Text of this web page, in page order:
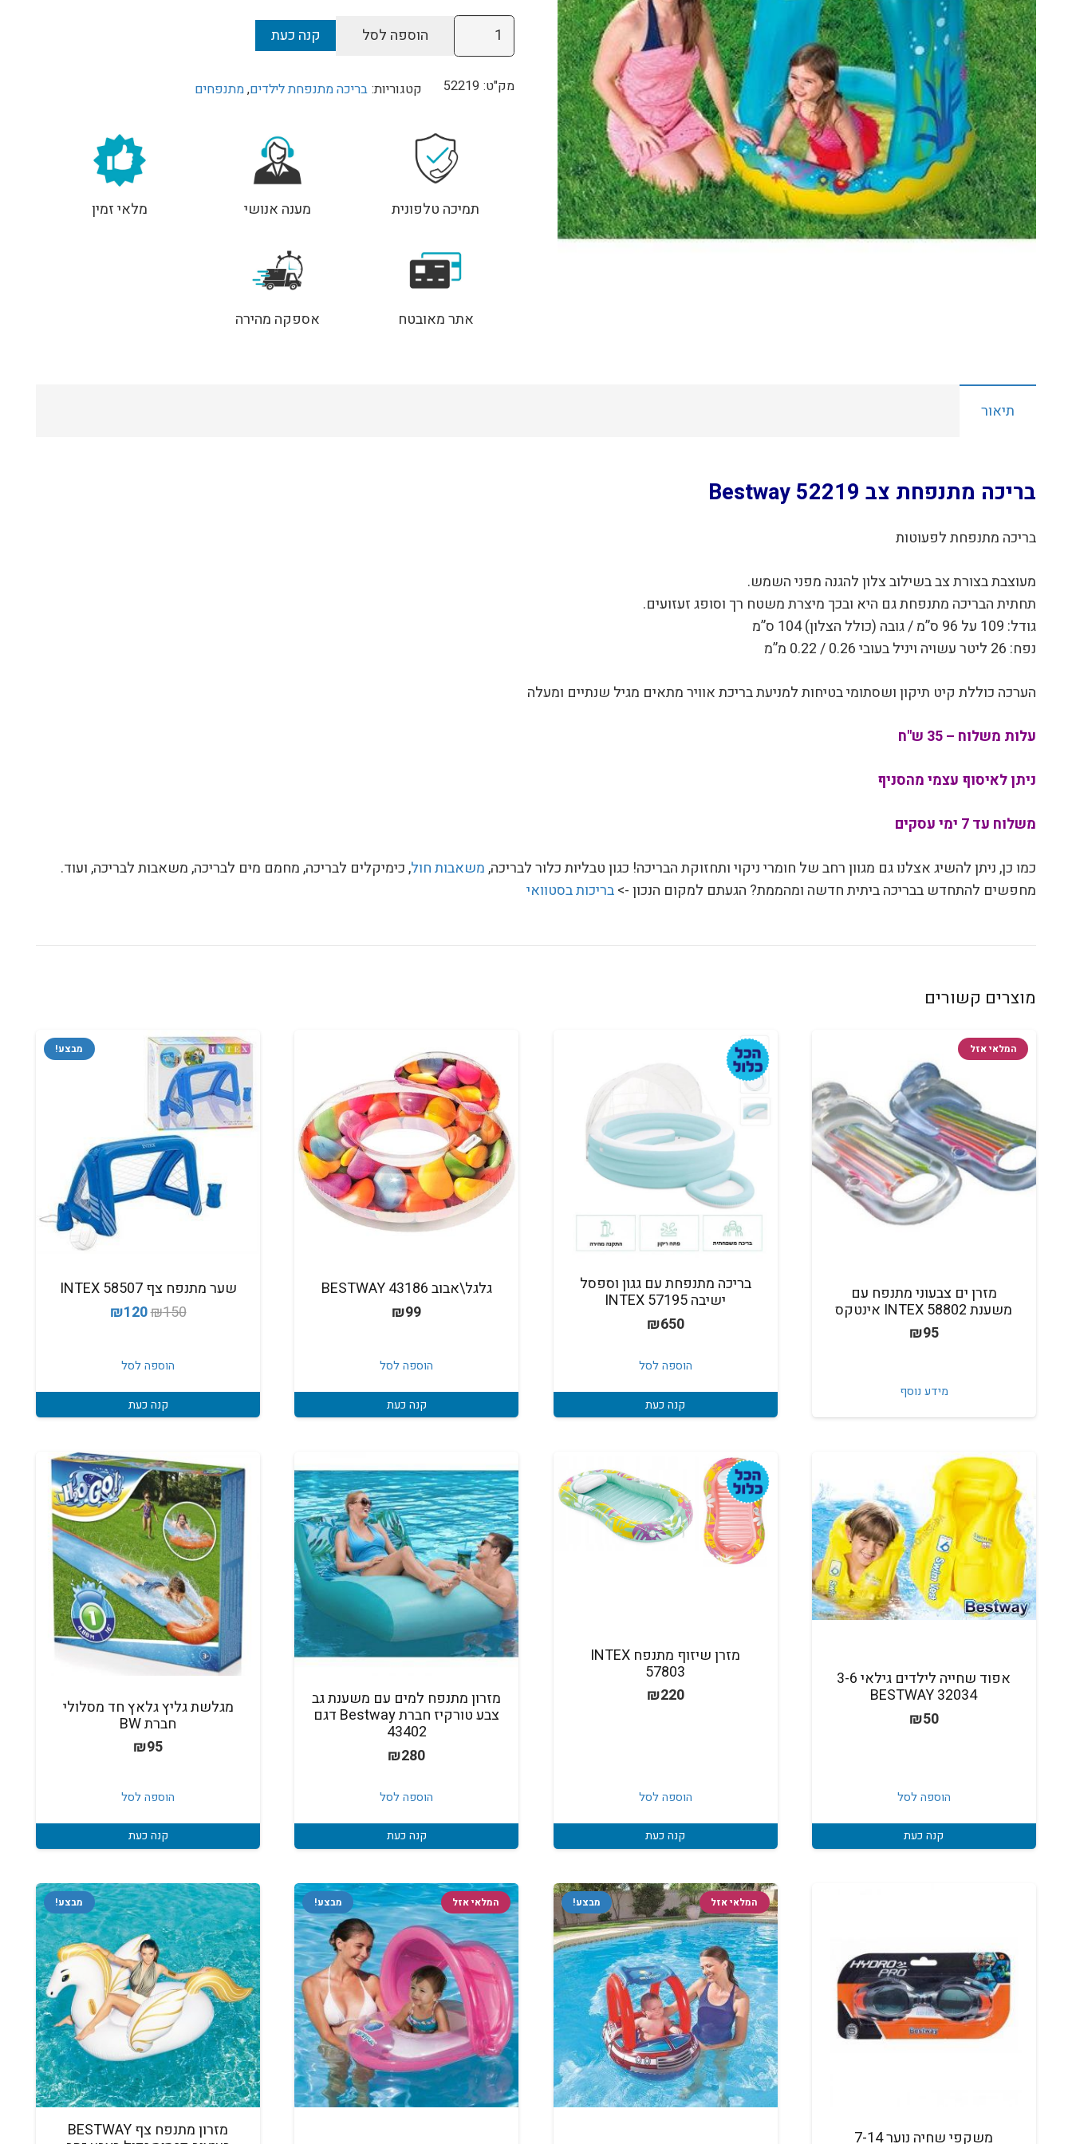
₪150.
כמות
של
מתנפחת
הוספה לסל קנה כעת
מק"ט: 52219 קטגוריות: בריכה מתנפחת לילדים,מתנפחים
תמיכה טלפונית מענה אנושי מלאי זמין
אתר מאובטח אספקה מהירה
תיאור
בריכה מתנפחת צב 52219 Bestway
בריכה מתנפחת לפעוטות
מעוצבת בצורת צב בשילוב צלון להגנה מפני השמש.
תחתית הבריכה מתנפחת גם היא ובכך מיצרת משטח רך וסופג זעזועים.
גודל: 109 על 96 ס”מ / גובה (כולל הצלון) 104 ס”מ
נפח: 26 ליטר עשויה ויניל בעובי 0.26 / 0.22 מ”מ
הערכה כוללת קיט תיקון ושסתומי בטיחות למניעת בריכת אוויר מתאים מגיל שנתיים ומעלה
עלות משלוח – 35 ש"ח
ניתן לאיסוף עצמי מהסניף
משלוח עד 7 ימי עסקים
כמו כן, ניתן להשיג אצלנו גם מגוון רחב של חומרי ניקוי ותחזוקת הבריכה! כגון טבליות כלור לבריכה,משאבות חול, כימיקלים לבריכה, מחמם מים לבריכה, משאבות לבריכה, ועוד.
מחפשים להתחדש בבריכה ביתית חדשה ומהממת? הגעתם למקום הנכון ->בריכות בסטוואי
מוצרים קשורים
המלאי אזל
מזרן ים צבעוני מתנפח עם
משענת 58802 INTEX אינטקס
₪95
מידע נוסף
בריכה מתנפחת עם גגון וספסל
ישיבה INTEX 57195
₪650
הוספה לסל
קנה כעת
גלגל\אבוב 43186 BESTWAY
₪99
הוספה לסל
קנה כעת
מבצע!
שער מתנפח צף 58507 INTEX
₪150
המחיר
היה:
₪120
הוספה לסל
קנה כעת
אפוד שחייה לילדים גילאי 3-6
BESTWAY 32034
₪50
הוספה לסל
קנה כעת
מזרן שיזוף מתנפח INTEX
57803
₪220
הוספה לסל
קנה כעת
מזרון מתנפח למים עם משענת גב
צבע טורקיז חברת Bestway דגם
43402
₪280
הוספה לסל
קנה כעת
מגלשת גליץ גלאץ חד מסלולי
חברת BW
₪95
הוספה לסל
קנה כעת
משקפי שחיה נוער 7-14
מבצע! המלאי אזל מבצע! המלאי אזל מבצע!
מזרון מתנפח צף BESTWAY